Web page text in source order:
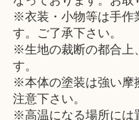
※衣装・小物等は手作
す。ご了承下さい。
※生地の裁断の都合上
す。
※本体の塗装は強い摩
注意下さい。
※高温になる場所には